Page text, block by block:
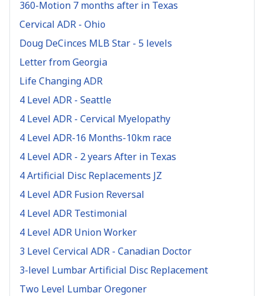
360-Motion 7 months after in Texas
Cervical ADR - Ohio
Doug DeCinces MLB Star - 5 levels
Letter from Georgia
Life Changing ADR
4 Level ADR - Seattle
4 Level ADR - Cervical Myelopathy
4 Level ADR-16 Months-10km race
4 Level ADR - 2 years After in Texas
4 Artificial Disc Replacements JZ
4 Level ADR Fusion Reversal
4 Level ADR Testimonial
4 Level ADR Union Worker
3 Level Cervical ADR - Canadian Doctor
3-level Lumbar Artificial Disc Replacement
Two Level Lumbar Oregoner